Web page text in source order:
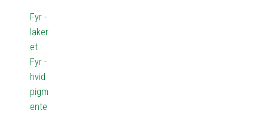
Fyr -
laker
et
Fyr -
hvid
pigm
ente